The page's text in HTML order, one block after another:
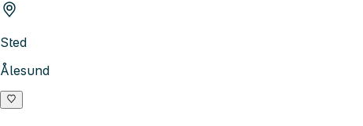
Sted
Ålesund